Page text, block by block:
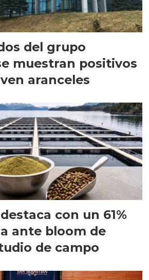
del grupo
muestran positivos
aranceles
con un 61%
ante bloom de
de campo